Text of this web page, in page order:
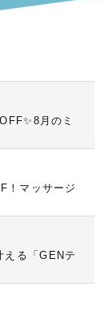
月のミ
！マッサージ
える「GENテ